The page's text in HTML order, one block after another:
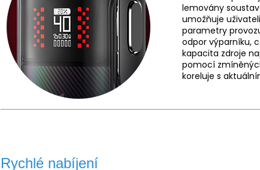
lemovány
umožňuje
parametry
odpor výparníku,
kapacita zdroje
pomocí
koreluje s
Rychlé nabíjení